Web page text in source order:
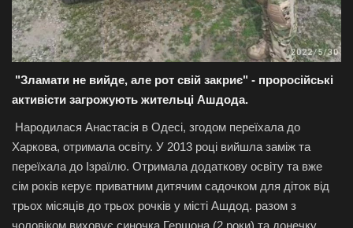
"Зламати не вийде, але рот свій закриє" - проросійські
активісти загрожують жительці Ашдода.
Народилася Анастасія в Одесі, згодом переїхала до
Харкова, отримала освіту. У 2013 році вийшла заміж та
переїхала до Ізраїлю. Отримала додаткову освіту та вже
сім років керує приватним дитячим садочком для діток від
трьох місяців до трьох рочків у місті Ашдод. разом з